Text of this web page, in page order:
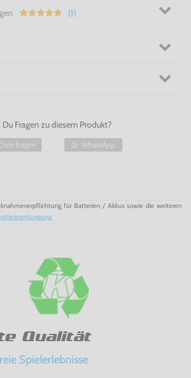
(1)
Du Fragen zu diesem Produkt?
fragen WhatsApp
für Batterien / Akkus sowie die weiteren
Qualität
Spielerlebnisse